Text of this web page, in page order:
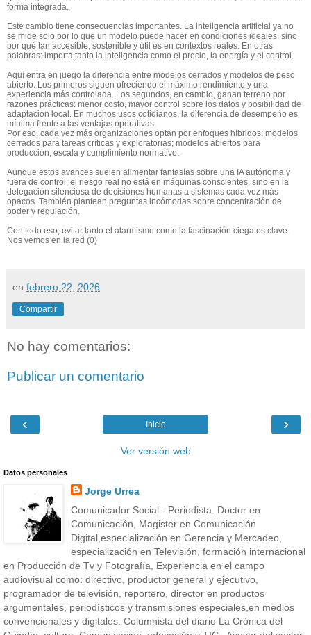
forma integrada.
Este cambio tiene consecuencias importantes. La inteligencia artificial ya no
se mide solo por lo que un modelo puede hacer en condiciones ideales, sino
por qué tan accesible, sostenible y útil es en contextos reales. En otras
palabras: importa tanto la inteligencia como el precio, la energía y el control.
Aquí entra en juego la diferencia entre modelos cerrados y modelos de peso
abierto. Los primeros siguen ofreciendo el máximo rendimiento y una
experiencia más controlada. Los segundos, en cambio, ganan terreno por
razones prácticas: menor costo, mayor control sobre los datos y posibilidad de
adaptación local. En muchos usos cotidianos, la diferencia de desempeño es
mínima frente a las ventajas operativas.
Por eso, cada vez más organizaciones optan por enfoques híbridos: modelos
cerrados para tareas críticas y exploratorias; modelos abiertos para
producción, escala y cumplimiento normativo.
Aunque estos avances suelen alimentar fantasías sobre una IA autónoma y
fuera de control, el riesgo real no está en máquinas conscientes, sino en la
delegación silenciosa de decisiones humanas a sistemas cada vez más
opacos . También plantean preguntas incómodas sobre concentración de
poder y regulación.
Con todo eso, evitar tanto el alarmismo como la fascinación ciega es clave.
Nos vemos en la red (0)
en febrero 22, 2026
Compartir
No hay comentarios:
Publicar un comentario
‹ ›
Inicio
Ver versión web
Datos personales
Jorge Urrea
Comunicador Social - Periodista. Doctor en
Comunicación, Magister en Comunicación
Digital,especialización en Gerencia y Mercadeo,
especialización en Televisión, formación internacional
en Producción de Tv y Fotografía, Experiencia en el campo
audiovisual como: directivo, productor general y ejecutivo,
programador de televisión, reportero, director en productos
argumentales, periodísticos y transmisiones especiales,en medios
convencionales y digitales. Columnista del diario La Crónica del